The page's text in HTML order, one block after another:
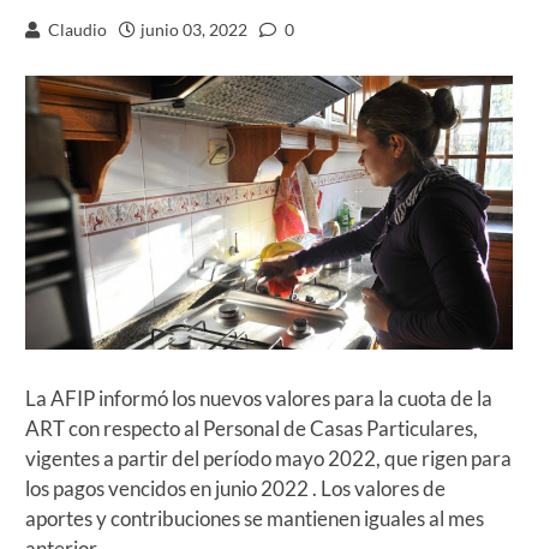
Claudio junio 03, 2022 0
La AFIP informó los nuevos valores para la cuota de la
ART con respecto al Personal de Casas Particulares,
vigentes a partir del período mayo 2022, que rigen para
los pagos vencidos en junio 2022 . Los valores de
aportes y contribuciones se mantienen iguales al mes